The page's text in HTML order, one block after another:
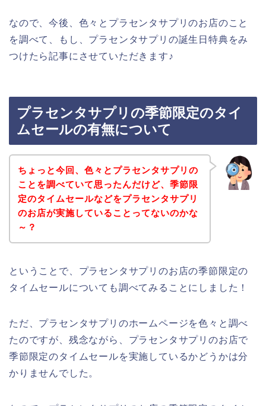
なので、今後、色々とプラセンタサプリのお店のこと
を調べて、もし、プラセンタサプリの誕生日特典をみ
つけたら記事にさせていただきます♪
プラセンタサプリの季節限定のタイ
ムセールの有無について
ちょっと今回、色々とプラセンタサプリの
ことを調べていて思ったんだけど、季節限
定のタイムセールなどをプラセンタサプリ
のお店が実施していることってないのかな
～？
ということで、プラセンタサプリのお店の季節限定の
タイムセールについても調べてみることにしました！
ただ、プラセンタサプリのホームページを色々と調べ
たのですが、残念ながら、プラセンタサプリのお店で
季節限定のタイムセールを実施しているかどうかは分
かりませんでした。